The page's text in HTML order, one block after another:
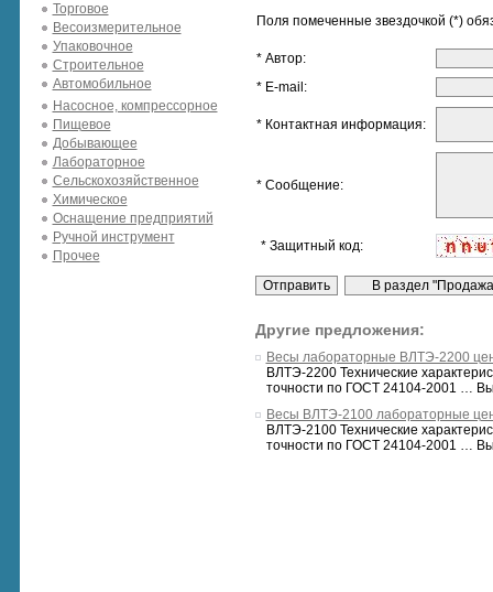
Торговое
Весоизмерительное
Упаковочное
Строительное
Автомобильное
Насосное, компрессорное
Пищевое
Добывающее
Лабораторное
Сельскохозяйственное
Химическое
Оснащение предприятий
Ручной инструмент
Прочее
Поля помеченные звездочкой (*)
* Автор:
* E-mail:
* Контактная информация:
* Сообщение:
* Защитный код:
Другие предложения:
Весы лабораторные ВЛТЭ-2200
ВЛТЭ-2200 Технические
точности по ГОСТ 24104-2001 …
Весы ВЛТЭ-2100 лабораторные
ВЛТЭ-2100 Технические
точности по ГОСТ 24104-2001 …